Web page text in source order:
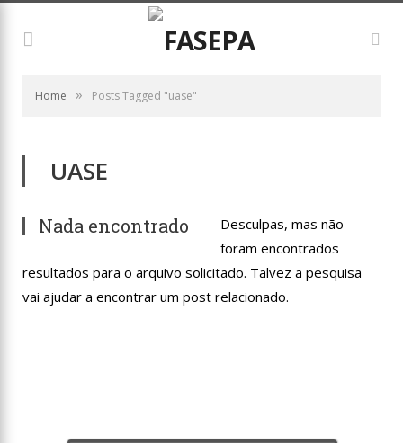
Home » Posts Tagged "uase"
UASE
Nada encontrado
Desculpas, mas não
foram encontrados
resultados para o arquivo solicitado. Talvez a pesquisa
vai ajudar a encontrar um post relacionado.